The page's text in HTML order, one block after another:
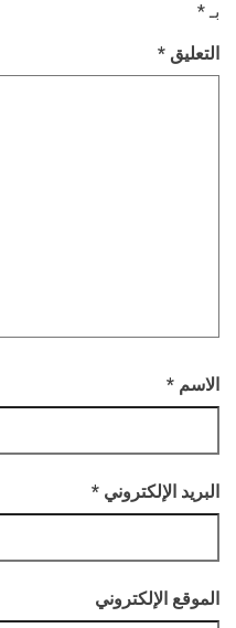
بـ*
التعليق *
الاسم *
البريد الإلكتروني *
الموقع الإلكتروني